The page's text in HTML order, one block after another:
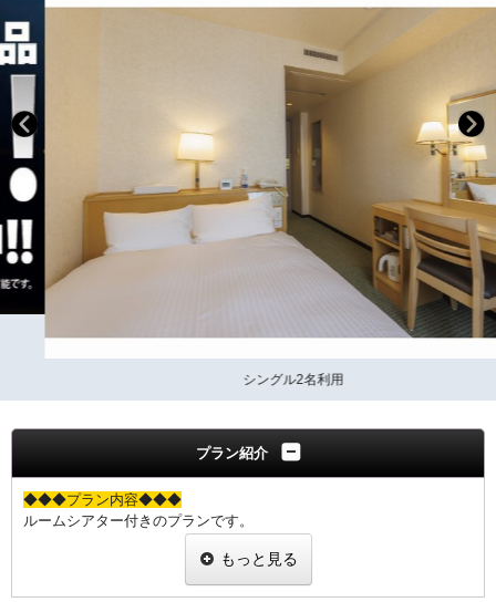
シングル2名利用
プラン紹介
◆◆◆プラン内容◆◆◆
ルームシアター付きのプランです。
もっと見る